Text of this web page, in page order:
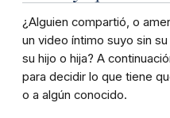
¿Alguien compartió, o
un video íntimo suyo sin
su hijo o hija? A
para decidir lo que tiene
o a algún conocido.